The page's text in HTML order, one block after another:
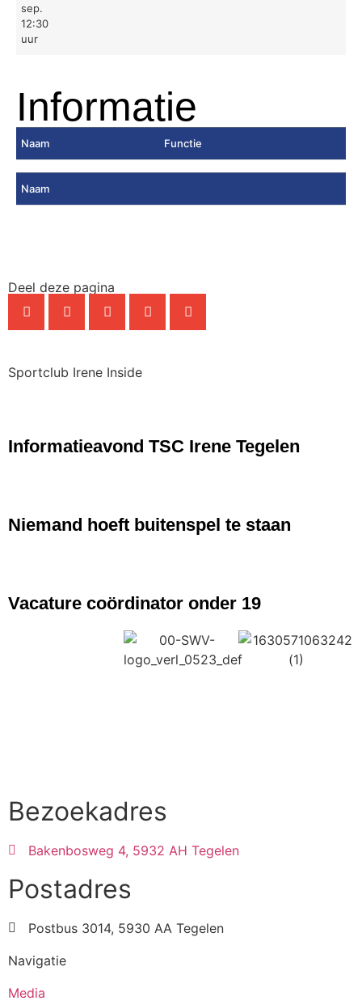
sep.
12:30
uur
Informatie
Naam Functie
Naam
Deel deze pagina
Sportclub Irene Inside
Informatieavond TSC Irene Tegelen
Niemand hoeft buitenspel te staan
Vacature coördinator onder 19
Bezoekadres
Bakenbosweg 4, 5932 AH Tegelen
Postadres
Postbus 3014, 5930 AA Tegelen
Navigatie
Media